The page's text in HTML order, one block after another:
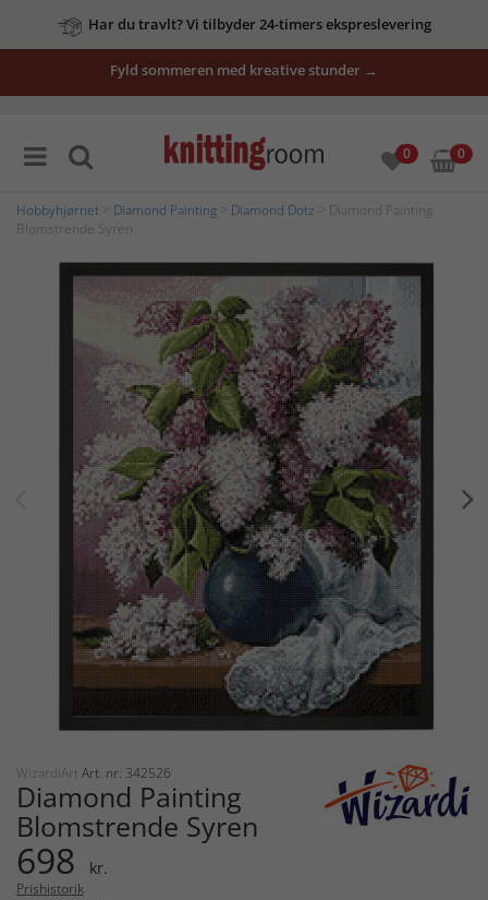
Har du travlt? Vi tilbyder 24-timers ekspreslevering
Fyld sommeren med kreative stunder →
0 0
Hobbyhjørnet Diamond Painting Diamond Dotz > Diamond Painting
Blomstrende Syren
WizardiArt Art. nr: 342526
Diamond Painting
Blomstrende Syren
698 kr.
Prishistorik